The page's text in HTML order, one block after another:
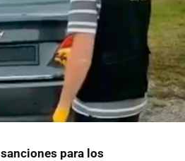
sanciones para los